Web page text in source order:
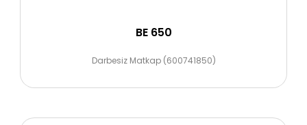
BE 650
Darbesiz Matkap (600741850)